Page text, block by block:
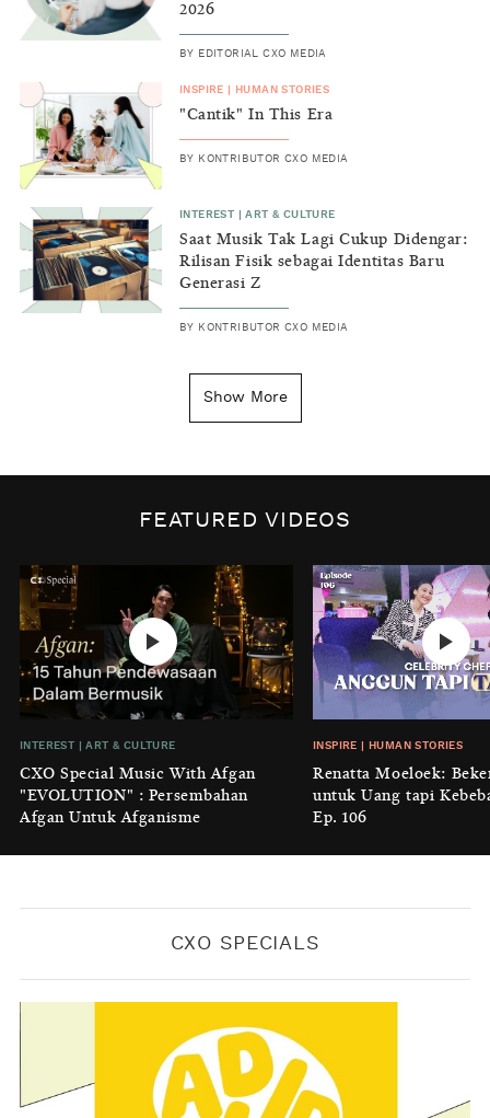
2026
BY EDITORIAL CXO MEDIA
INSPIRE HUMAN STORIES
"Cantik" In This Era
BY KONTRIBUTOR CXO MEDIA
INTEREST |ART & CULTURE
Saat Musik Tak Lagi Cukup Didengar:
Rilisan Fisik sebagai Identitas Baru
Generasi Z
BY KONTRIBUTOR CXO MEDIA
Kenapa Tahun Baru Ditandai pada
Biaya Tersembunyi dari Insecurity
KONTRIBUTOR CXO MEDIA
INTEREST|HOME
No Place Like: Camping Ground
Cidulang
KONTRIBUTOR CXO MEDIA
GENERAL KNOWLEDGE
Luruhnya Daun Terakhir: Kala
'Benteng Alam' yang Tak Lagi Bisa
Melindungi
BYKONTRIBUTOR CXO MEDIA
Show More
FEATURED VIDEOS
INTEREST |ART & CULTURE
CXO Special Music With Afgan
"EVOLUTION" : Persembahan
Afgan Untuk Afganisme
INSPIRE HUMAN STORIES
Renatta Moeloek:
untuk Uang tapi
Ep. 106
CXO SPECIALS